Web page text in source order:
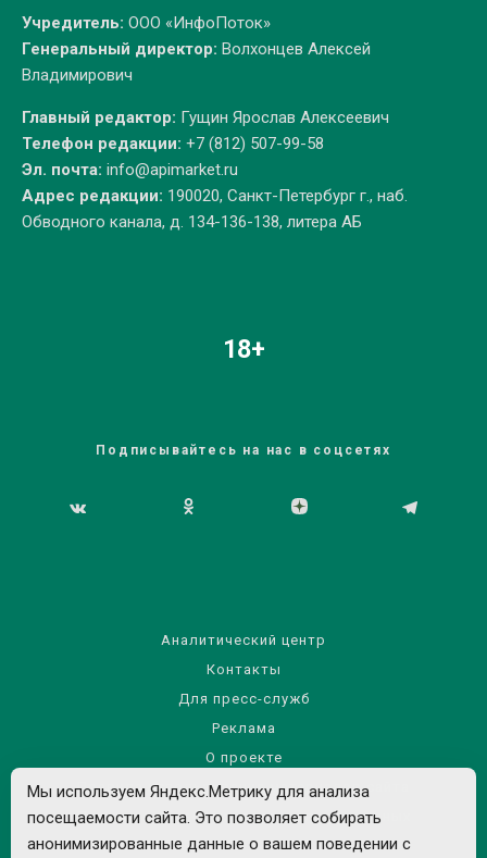
Учредитель: ООО «ИнфоПоток»
Генеральный директор: Волхонцев Алексей
Владимирович
Главный редактор: Гущин Ярослав Алексеевич
Телефон редакции: +7 (812) 507-99-58
Эл. почта: info@apimarket.ru
Адрес редакции: 190020, Санкт-Петербург г., наб.
Обводного канала, д. 134-136-138, литера АБ
18+
Подписывайтесь на нас в соцсетях
Аналитический центр
Контакты
Для пресс-служб
Реклама
О проекте
Правила использования материалов сайта
Политика обработки персональных данных
Мы используем Яндекс.Метрику для анализа
посещаемости сайта. Это позволяет собирать
анонимизированные данные о вашем поведении с